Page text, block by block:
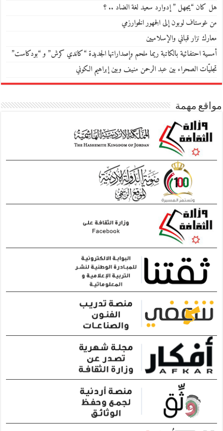
هل كان “يجهل ” إدوارد سعيد لغة الضاد .. ؟
من غوستاف لوبون إلى الجمهور الخوارزمي
معارك نزار قباني والإسلاميين
أمسية احتفائية بالكاتبة ريما ملحم وإصداراتها الجديدة “كاندي كرش” و “بودكاست”
تجليّات الصحراء بين عبد الرحمن منيف وبين إبراهيم الكوني
مواقع مهمة